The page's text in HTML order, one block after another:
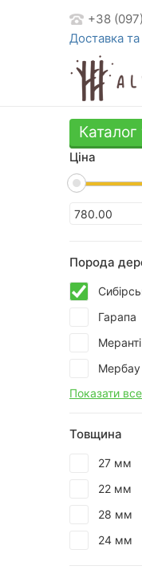
+38
Доставка
Каталог
Ціна
Порода
Гарапа
Меранті
Мербау
Показати все
Товщина
27 мм
22 мм
28 мм
24 мм